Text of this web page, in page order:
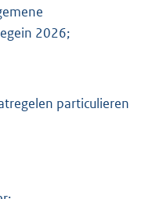
2026;
particulieren